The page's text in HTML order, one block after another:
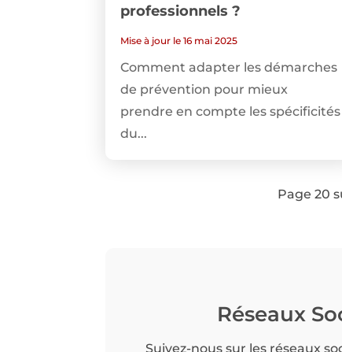
professionnels ?
Mise à jour le 16 mai 2025
Comment adapter les démarches
de prévention pour mieux
prendre en compte les spécificités
du...
Page 20
Réseaux
Suivez-nous sur les réseaux